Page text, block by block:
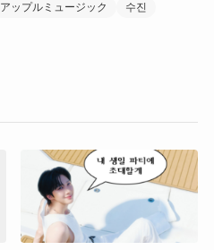
アップルミュージック 수진